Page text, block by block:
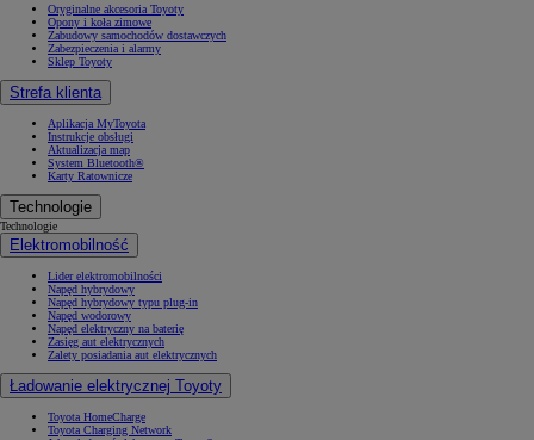
Oryginalne akcesoria Toyoty
Opony i koła zimowe
Zabudowy samochodów dostawczych
Zabezpieczenia i alarmy
Sklep Toyoty
Strefa klienta
Aplikacja MyToyota
Instrukcje obsługi
Aktualizacja map
System Bluetooth®
Karty Ratownicze
Technologie
Technologie
Elektromobilność
Lider elektromobilności
Napęd hybrydowy
Napęd hybrydowy typu plug-in
Napęd wodorowy
Napęd elektryczny na baterię
Zasięg aut elektrycznych
Zalety posiadania aut elektrycznych
Ładowanie elektrycznej Toyoty
Toyota HomeCharge
Toyota Charging Network